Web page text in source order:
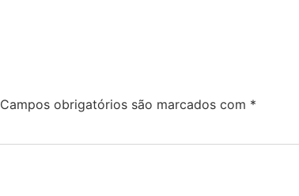
Campos obrigatórios são marcados com *